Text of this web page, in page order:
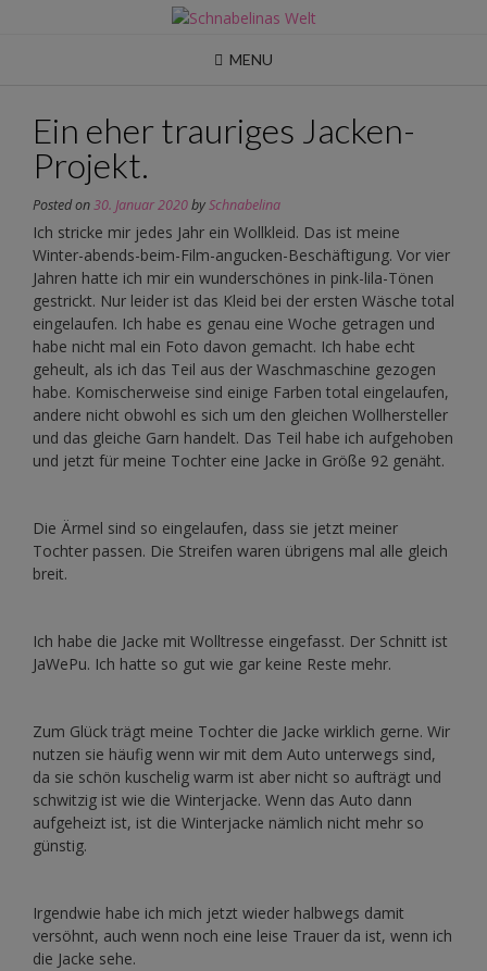
MENU
Ein eher trauriges Jacken-
Projekt.
Posted on30. Januar 2020bySchnabelina
Ich stricke mir jedes Jahr ein Wollkleid. Das ist meine
Winter-abends-beim-Film-angucken-Beschäftigung. Vor vier
Jahren hatte ich mir ein wunderschönes in pink-lila-Tönen
gestrickt. Nur leider ist das Kleid bei der ersten Wäsche total
eingelaufen. Ich habe es genau eine Woche getragen und
habe nicht mal ein Foto davon gemacht. Ich habe echt
geheult, als ich das Teil aus der Waschmaschine gezogen
habe. Komischerweise sind einige Farben total eingelaufen,
andere nicht obwohl es sich um den gleichen Wollhersteller
und das gleiche Garn handelt. Das Teil habe ich aufgehoben
und jetzt für meine Tochter eine Jacke in Größe 92 genäht.
Die Ärmel sind so eingelaufen, dass sie jetzt meiner
Tochter passen. Die Streifen waren übrigens mal alle gleich
breit.
Ich habe die Jacke mit Wolltresse eingefasst. Der Schnitt ist
JaWePu. Ich hatte so gut wie gar keine Reste mehr.
Zum Glück trägt meine Tochter die Jacke wirklich gerne. Wir
nutzen sie häufig wenn wir mit dem Auto unterwegs sind,
da sie schön kuschelig warm ist aber nicht so aufträgt und
schwitzig ist wie die Winterjacke. Wenn das Auto dann
aufgeheizt ist, ist die Winterjacke nämlich nicht mehr so
günstig.
Irgendwie habe ich mich jetzt wieder halbwegs damit
versöhnt, auch wenn noch eine leise Trauer da ist, wenn ich
die Jacke sehe.